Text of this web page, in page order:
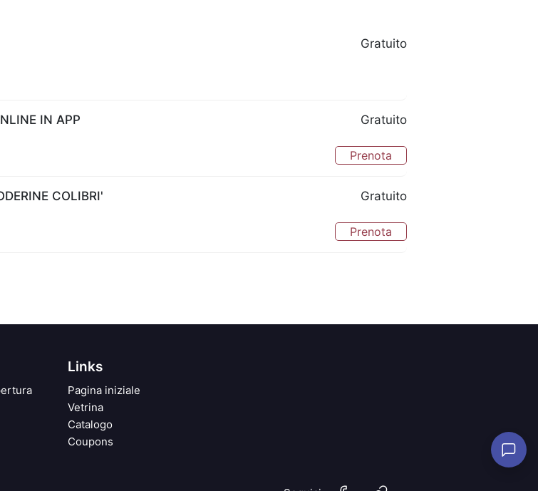
Gratuito
IN APP Gratuito
Prenota
COLIBRI' Gratuito
Prenota
Links
Pagina iniziale
Vetrina
Catalogo
Coupons